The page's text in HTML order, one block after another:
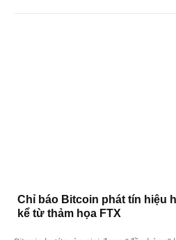
Chỉ báo Bitcoin phát tín hiệu
kể từ thảm họa FTX